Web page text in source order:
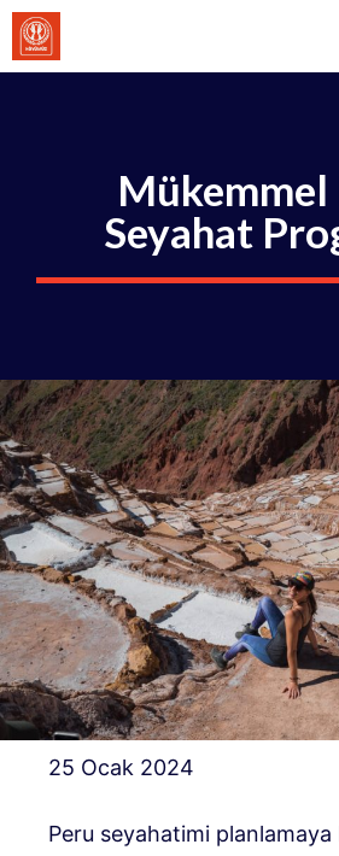
İçeriğe
atla
Mükemmel
Seyahat
25 Ocak 2024
Peru seyahatimi planlamaya